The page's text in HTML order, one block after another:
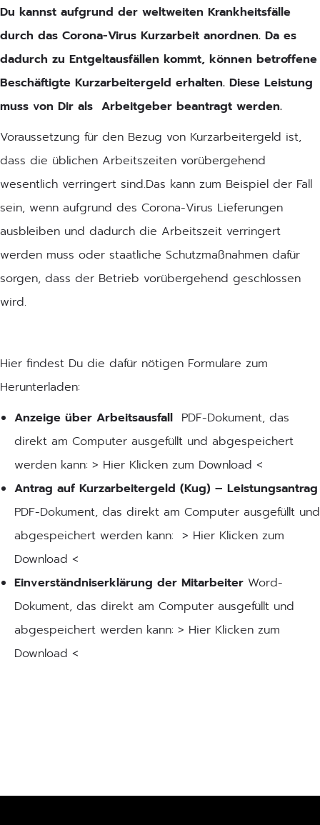
Du kannst aufgrund der weltweiten Krankheitsfälle
durch das Corona-Virus Kurzarbeit anordnen. Da es
dadurch zu Entgeltausfällen kommt, können betroffene
Beschäftigte Kurzarbeitergeld erhalten. Diese Leistung
muss von Dir als Arbeitgeber beantragt werden.
Voraussetzung für den Bezug von Kurzarbeitergeld ist,
dass die üblichen Arbeitszeiten vorübergehend
wesentlich verringert sind.Das kann zum Beispiel der Fall
sein, wenn aufgrund des Corona-Virus Lieferungen
ausbleiben und dadurch die Arbeitszeit verringert
werden muss oder staatliche Schutzmaßnahmen dafür
sorgen, dass der Betrieb vorübergehend geschlossen
wird.
Hier findest Du die dafür nötigen Formulare zum
Herunterladen:
Anzeige über Arbeitsausfall PDF-Dokument, das
direkt am Computer ausgefüllt und abgespeichert
werden kann: > Hier Klicken zum Download <
Antrag auf Kurzarbeitergeld (Kug) – Leistungsantrag
PDF-Dokument, das direkt am Computer ausgefüllt und
abgespeichert werden kann: > Hier Klicken zum
Download <
Einverständniserklärung der Mitarbeiter Word-
Dokument, das direkt am Computer ausgefüllt und
abgespeichert werden kann: > Hier Klicken zum
Download <